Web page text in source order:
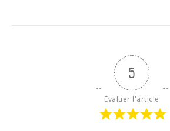
5
Évaluer l'article